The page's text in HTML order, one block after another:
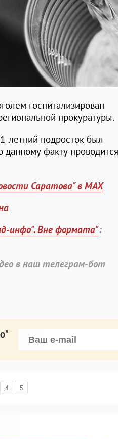
госпитализирован
прокуратуры.
летний подросток был
факту проводится
Саратова" в MAX
инфо". Вне формата":
в наш телеграм-бот
4 5